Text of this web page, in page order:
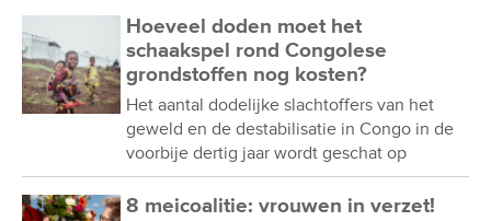
Hoeveel doden moet het
schaakspel rond Congolese
grondstoffen nog kosten?
Het aantal dodelijke slachtoffers van het
geweld en de destabilisatie in Congo in de
voorbije dertig jaar wordt geschat op
8 meicoalitie: vrouwen in verzet!